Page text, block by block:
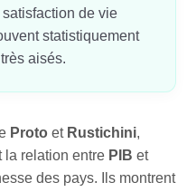
de vie
statistiquement
aisés.
Proto et Rustichini,
la relation entre PIB et
des pays. Ils montrent